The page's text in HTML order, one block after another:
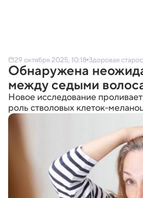
29 октября 2025, 10:18 Здоровая
Обнаружена
между седыми
Новое исследование
роль стволовых клеток-